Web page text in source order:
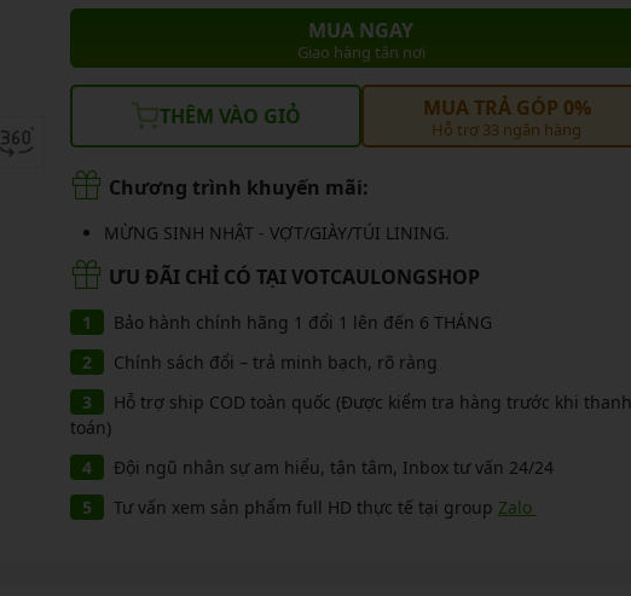
VỢT CẦU LÔNG 3RD
VỢT CẦU LÔNG APAVI
VỢT CẦU LÔNG DAS X
VỢT CẦU LÔNG FLEET
VỢT CẦU LÔNG FLEX POWER
VỢT CẦU LÔNG FORZA
GIÀY CẦU LÔNG FELET
GIÀY CẦU LÔNG APAVI
MUA NGAY
Giao hàng tận nơi
THÊM VÀO GIỎ MUA TRẢ GÓP 0%
Hỗ trợ 33 ngân hàng
Chương trình khuyến mãi:
MỪNG SINH NHẬT - VỢT/GIÀY/TÚI LINING.
ƯU ĐÃI CHỈ CÓ TẠI VOTCAULONGSHOP
Bảo hành chính hãng 1 đổi 1 lên đến 6 THÁNG
Chính sách đổi – trả minh bạch, rõ ràng
Hỗ trợ ship COD toàn quốc (Được kiểm tra hàng trước khi thanh
toán)
Đội ngũ nhân sự am hiểu, tận tâm, Inbox tư vấn 24/24
Tư vấn xem sản phẩm full HD thực tế tại group Zalo